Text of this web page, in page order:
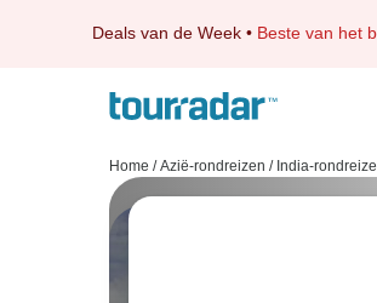
Deals van de Week • Beste van het
Home / Azië-rondreizen / India-